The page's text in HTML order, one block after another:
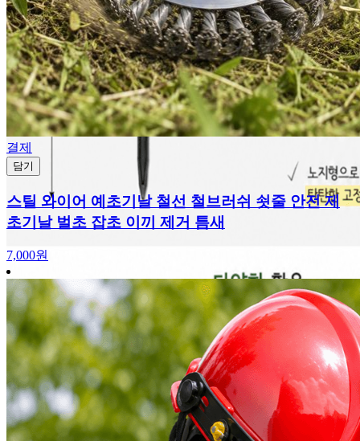
결제
담기
스틸 와이어 예초기날 철선 철브러쉬 쇳줄 안전 제
초기날 벌초 잡초 이끼 제거 틈새
7,000원